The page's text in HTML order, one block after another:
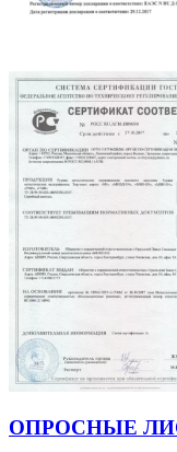
ОПРОСНЫЕ